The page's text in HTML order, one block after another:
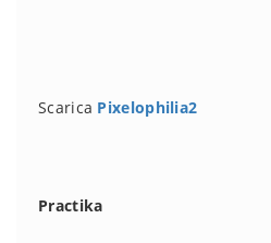
Scarica Pixelophilia2
Practika